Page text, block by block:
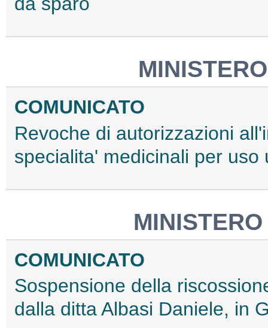
COMUNICATO
Revoche di autorizzazioni
specialita' medicinali per uso
COMUNICATO
Sospensione della
dalla ditta Albasi Daniele, in